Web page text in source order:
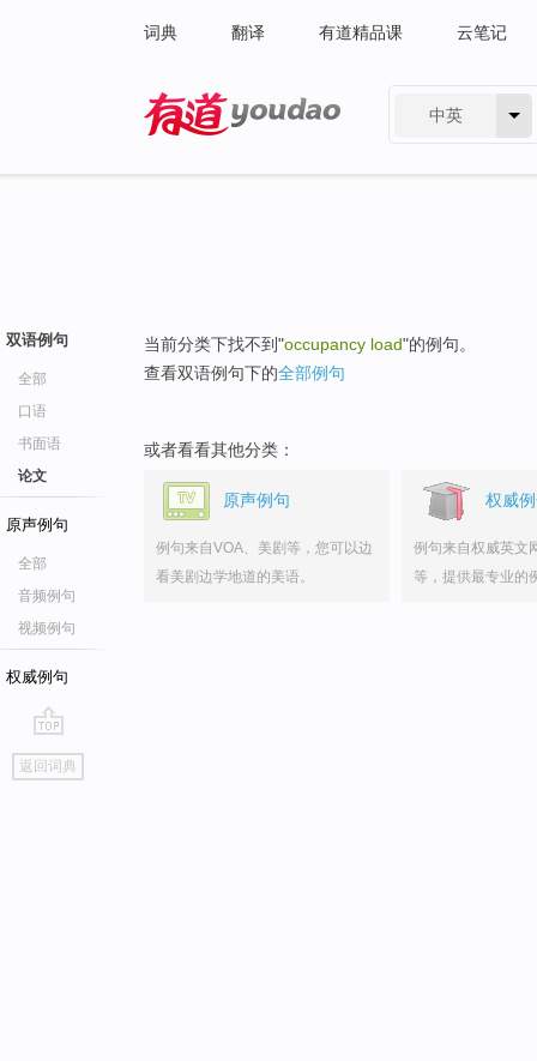
词典 翻译 有道精品课 云笔记
中英
双语例句
全部
口语
书面语
论文
原声例句
全部
音频例句
视频例句
权威例句
go
top
返回词典
当前分类下找不到"occupancy load"的例句。
查看双语例句下的全部例句
或者看看其他分类：
原声例句
例句来自VOA、美剧等，您可以边
看美剧边学地道的美语。
权威
例句来自权威英文
等，提供最专业的